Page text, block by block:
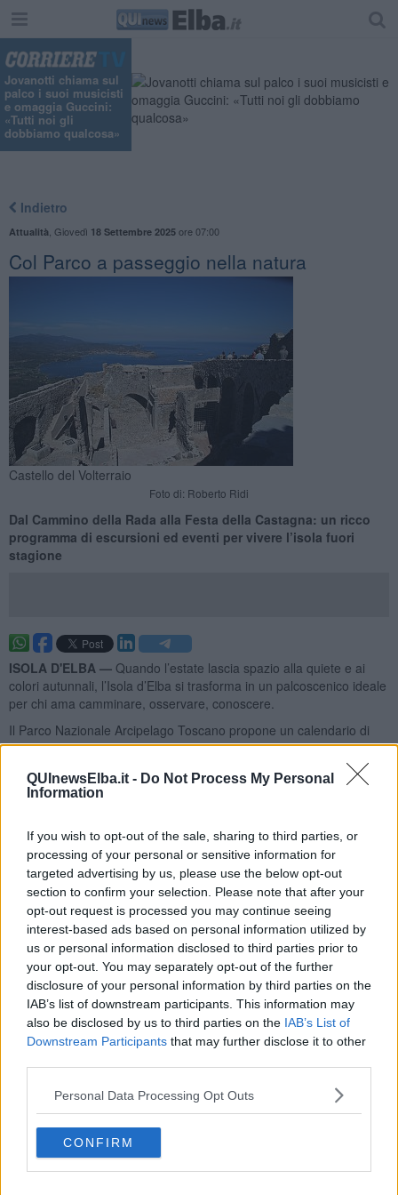
QUInewsElba.it - Do Not Process My Personal
Information
If you wish to opt-out of the sale, sharing to third parties, or
processing of your personal or sensitive information for
targeted advertising by us, please use the below opt-out
section to confirm your selection. Please note that after your
opt-out request is processed you may continue seeing
interest-based ads based on personal information utilized by
us or personal information disclosed to third parties prior to
your opt-out. You may separately opt-out of the further
disclosure of your personal information by third parties on the
IAB’s list of downstream participants. This information may
also be disclosed by us to third parties on the IAB’s List of
Downstream Participants that may further disclose it to other
Personal Data Processing Opt Outs
CONFIRM
Jovanotti chiama sul
palco i suoi musicisti
e omaggia Guccini:
«Tutti noi gli
dobbiamo qualcosa»
Indietro
Attualità Giovedì 18 Settembre 2025ore 07:00
Col Parco a passeggio nella natura
Castello del Volterraio
Foto di: Roberto Ridi
Dal Cammino della Rada alla Festa della Castagna: un ricco
programma di escursioni ed eventi per vivere l’isola fuori
stagione
ISOLA D'ELBA — Quando l’estate lascia spazio alla quiete e ai
colori autunnali, l’Isola d’Elba si trasforma in un palcoscenico ideale
per chi ama camminare, osservare, conoscere.
Il Parco Nazionale Arcipelago Toscano propone un calendario di
attività da Settembre a Novembre che invita a scoprire l’isola
attraverso la lente della natura, della geologia e delle tradizioni
locali.
Si comincia domenica 21 Settembre con Il Cammino della Rada,
una passeggiata lenta e accessibile a tutti in occasione della
Giornata Mondiale senza Auto, dal bacino termale di San Giovanni
fino alla Villa delle Grotte.
Domenica 28 Settembre, protagonista sarà invece ilMonte
Volterraio,
dove il geologo Giulio Colombo accompagnerà i
partecipanti alla scoperta dei resti dell’antico oceano della Tetide e
della fortezza che domina Portoferraio.
percorso geo-mineralogico del Mum e Grotta d’Oggi, domenica 5
Ottobre, fino al Trekking delle Pietre Rosse, sabato 11 Ottobre, per
la “Settimana del Pianeta Terra”, e al Tarta-aperitivo per celebrare
la stagione delle tartarughe marine, domenica 12 Ottobre.
L’autunno porta con sé anche i sapori della terra: domenica 19